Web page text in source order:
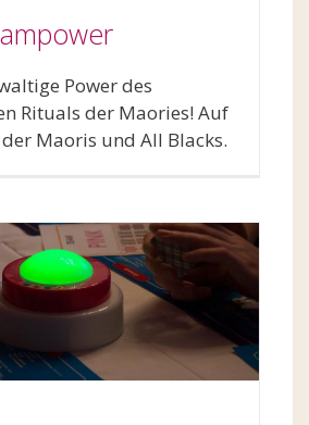
Power des
Rituals der Maories! Auf
Maoris und All Blacks.